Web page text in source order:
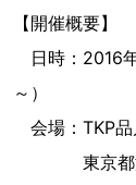
【開催概要】
日時：2016
～）
会場：TKP品
東京都港区